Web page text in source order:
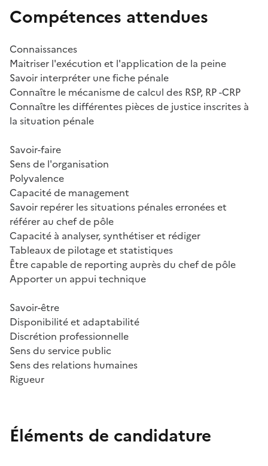
Compétences attendues
Connaissances
Maitriser l'exécution et l'application de la peine
Savoir interpréter une fiche pénale
Connaître le mécanisme de calcul des RSP, RP -CRP
Connaître les différentes pièces de justice inscrites à
la situation pénale
Savoir-faire
Sens de l'organisation
Polyvalence
Capacité de management
Savoir repérer les situations pénales erronées et
référer au chef de pôle
Capacité à analyser, synthétiser et rédiger
Tableaux de pilotage et statistiques
Être capable de reporting auprès du chef de pôle
Apporter un appui technique
Savoir-être
Disponibilité et adaptabilité
Discrétion professionnelle
Sens du service public
Sens des relations humaines
Rigueur
Éléments de candidature